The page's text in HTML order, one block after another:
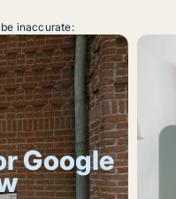
inaccurate:
Google